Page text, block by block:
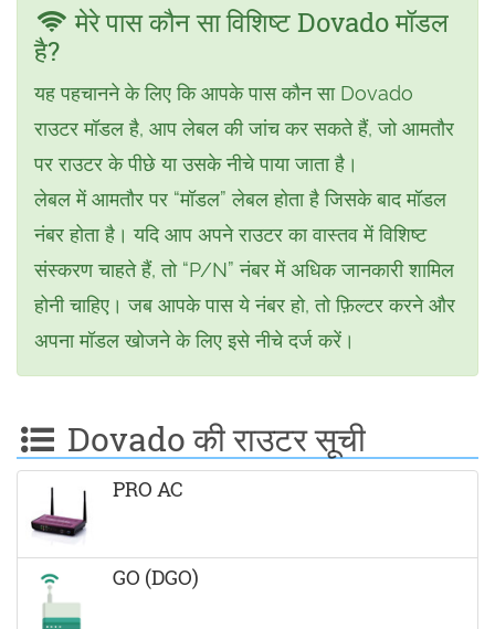
मेरे पास कौन सा विशिष्ट Dovado मॉडल
है?
यह पहचानने के लिए कि आपके पास कौन सा Dovado
राउटर मॉडल है, आप लेबल की जांच कर सकते हैं, जो आमतौर
पर राउटर के पीछे या उसके नीचे पाया जाता है।
लेबल में आमतौर पर “मॉडल” लेबल होता है जिसके बाद मॉडल
नंबर होता है। यदि आप अपने राउटर का वास्तव में विशिष्ट
संस्करण चाहते हैं, तो “P/N” नंबर में अधिक जानकारी शामिल
होनी चाहिए। जब आपके पास ये नंबर हो, तो फ़िल्टर करने और
अपना मॉडल खोजने के लिए इसे नीचे दर्ज करें।
Dovado की राउटर सूची
PRO AC
GO (DGO)